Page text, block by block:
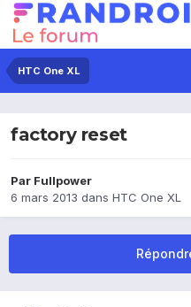
HTC One XL
factory reset
Par Fullpower
6 mars 2013 dans HTC One XL